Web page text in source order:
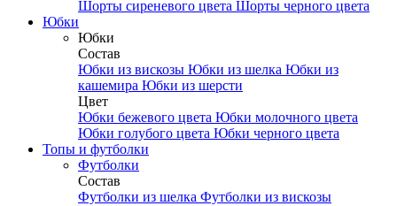
Шорты сиреневого цвета Шорты черного цвета
Юбки
Юбки
Состав
Юбки из вискозы Юбки из шелка Юбки из
кашемира Юбки из шерсти
Цвет
Юбки бежевого цвета Юбки молочного цвета
Юбки голубого цвета Юбки черного цвета
Топы и футболки
Футболки
Состав
Футболки из шелка Футболки из вискозы